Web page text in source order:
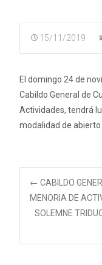
15/11/2019
El domingo 24 de
Cabildo General de
Actividades, tendrá
modalidad de abierto
← CABILDO
MENORIA DE
SOLEMNE